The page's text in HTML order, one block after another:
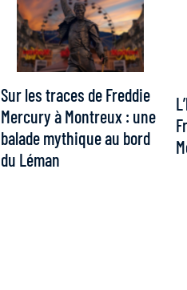
Sur les traces de Freddie
Mercury à Montreux : une
balade mythique au bord
du Léman